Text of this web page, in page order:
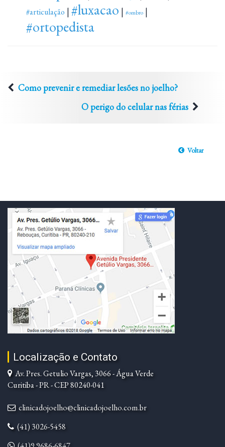
#articulação |#luxacao |#ombro |
#ortopedista
Como prevenir e remediar lesões no joelho?
O perigo do celular nas férias
Voltar
Localização e Contato
Av. Pres. Getulio Vargas, 3066 - Água Verde
Curitiba - PR - CEP 80240-041
clinicadojoelho@clinicadojoelho.com.br
(41) 3026-5458